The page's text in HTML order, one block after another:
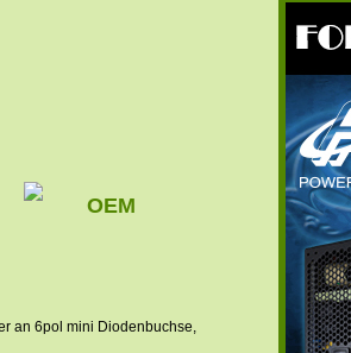
OEM
an 6pol mini Diodenbuchse,